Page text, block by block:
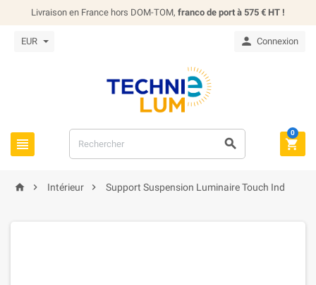
Livraison en France hors DOM-TOM, franco de port à 575 € HT !
EUR  Connexion
  
0
  Intérieur  Support Suspension Luminaire Touch Ind